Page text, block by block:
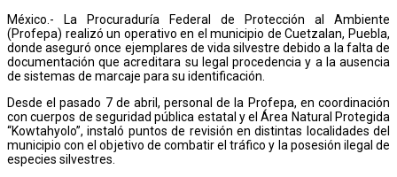
México.- La Procuraduría Federal de Protección al Ambiente
(Profepa) realizó un operativo en el municipio de Cuetzalan, Puebla,
donde aseguró once ejemplares de vida silvestre debido a la falta de
documentación que acreditara su legal procedencia y a la ausencia
de sistemas de marcaje para su identificación.
Desde el pasado 7 de abril, personal de la Profepa, en coordinación
con cuerpos de seguridad pública estatal y el Área Natural Protegida
“Kowtahyolo”, instaló puntos de revisión en distintas localidades del
municipio con el objetivo de combatir el tráfico y la posesión ilegal de
especies silvestres.